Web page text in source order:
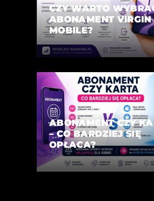
CZY WARTO
ABONAMENT VIRGIN
MOBILE?
ABONAMENT CZY
– CO BARDZIEJ SIĘ
OPŁACA?